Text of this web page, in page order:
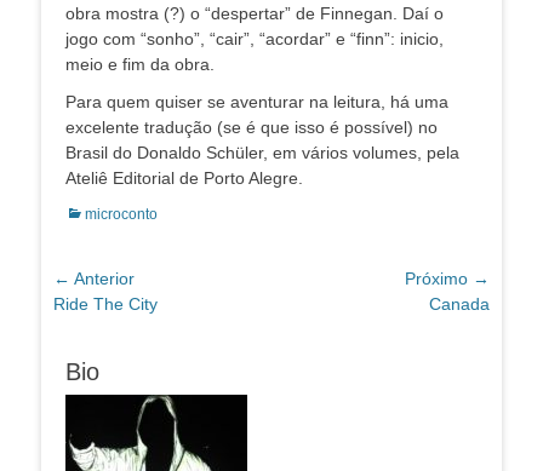
obra mostra (?) o “despertar” de Finnegan. Daí o
jogo com “sonho”, “cair”, “acordar” e “finn”: inicio,
meio e fim da obra.
Para quem quiser se aventurar na leitura, há uma
excelente tradução (se é que isso é possível) no
Brasil do Donaldo Schüler, em vários volumes, pela
Ateliê Editorial de Porto Alegre.
Categorias:
microconto
Navegação
de
← Anterior
Post
Ride The City
Próximo →
Canada
Bio